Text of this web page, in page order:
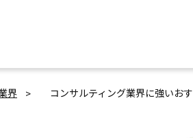
界 コンサルティング業界に強いお